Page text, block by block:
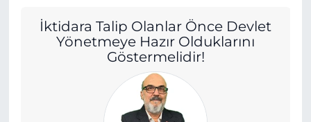
Verebilir!
İktidara Talip Olanlar Önce Devlet
Yönetmeye Hazır Olduklarını
Göstermelidir!